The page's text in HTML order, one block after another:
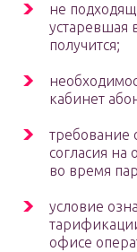
не
устаревшая
получится;
кабинет
требование
согласия на
во время
условие
офисе